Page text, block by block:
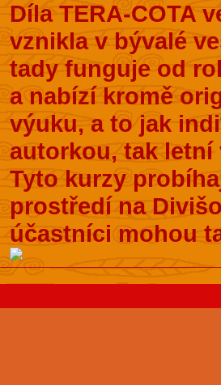
Díla TERA-COTA
vznikla v bývalé
tady funguje od
a nabízí kromě
výuku, a to jak
autorkou, tak letní
Tyto kurzy
prostředí na
účastníci mohou